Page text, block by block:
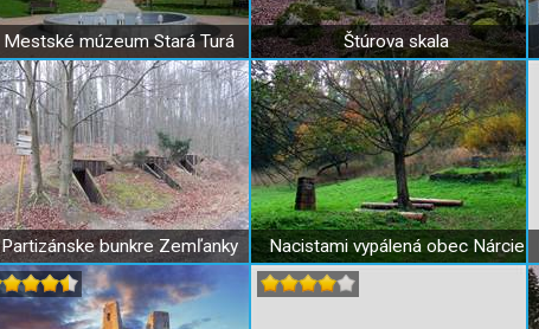
Mestské múzeum Stará Turá Štúrova skala
Partizánske bunkre Zemľanky Nacistami vypálená obec Nárcie